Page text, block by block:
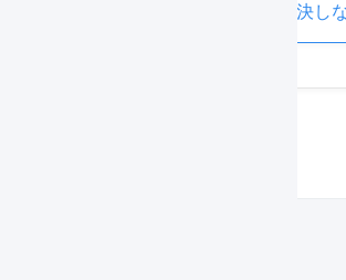
解決し